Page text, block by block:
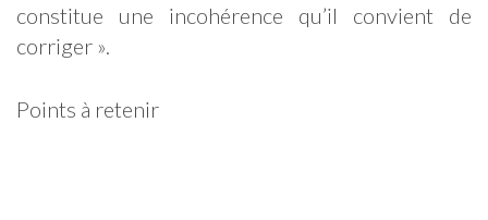
constitue une incohérence qu’il convient de
corriger ».
Points à retenir